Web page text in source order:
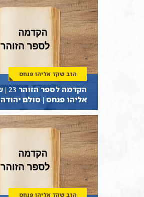
הרב שקד אליהו פנחס
אליהו פנחס | סולם
הרב שקד אליהו פנחס